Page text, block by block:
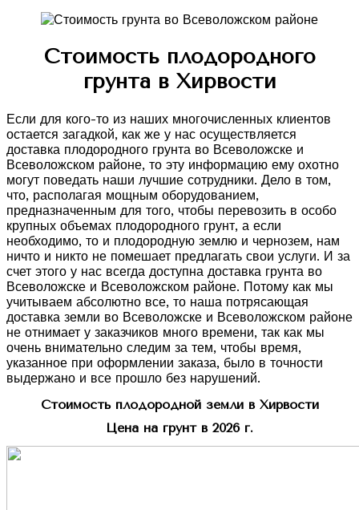
Стоимость плодородного
грунта в Хирвости
Если для кого-то из наших многочисленных клиентов
остается загадкой, как же у нас осуществляется
доставка плодородного грунта во Всеволожске и
Всеволожском районе, то эту информацию ему охотно
могут поведать наши лучшие сотрудники. Дело в том,
что, располагая мощным оборудованием,
предназначенным для того, чтобы перевозить в особо
крупных объемах плодородного грунт, а если
необходимо, то и плодородную землю и чернозем, нам
ничто и никто не помешает предлагать свои услуги. И за
счет этого у нас всегда доступна доставка грунта во
Всеволожске и Всеволожском районе. Потому как мы
учитываем абсолютно все, то наша потрясающая
доставка земли во Всеволожске и Всеволожском районе
не отнимает у заказчиков много времени, так как мы
очень внимательно следим за тем, чтобы время,
указанное при оформлении заказа, было в точности
выдержано и все прошло без нарушений.
Стоимость плодородной земли в Хирвости
Цена на грунт в 2026 г.